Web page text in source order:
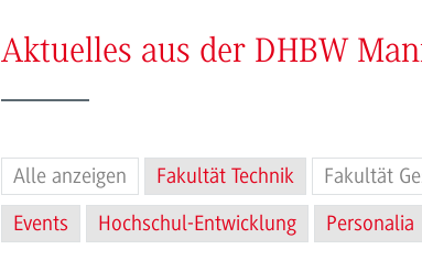
Aktuelles aus der DHBW
Alle anzeigen Fakultät Technik Fakultät
Events
Hochschul-Entwicklung Personalia